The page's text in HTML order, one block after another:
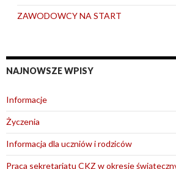
ZAWODOWCY NA START
NAJNOWSZE WPISY
Informacje
Życzenia
Informacja dla uczniów i rodziców
Praca sekretariatu CKZ w okresie